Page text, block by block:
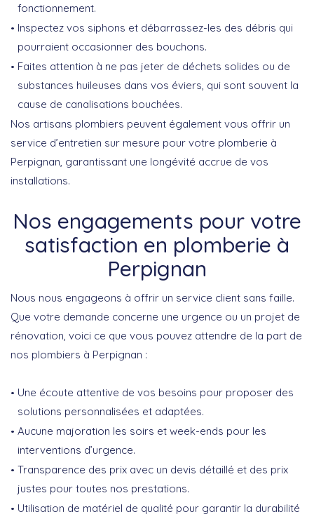
fonctionnement.
Inspectez vos siphons et débarrassez-les des débris qui
pourraient occasionner des bouchons.
Faites attention à ne pas jeter de déchets solides ou de
substances huileuses dans vos éviers, qui sont souvent la
cause de canalisations bouchées.
Nos artisans plombiers peuvent également vous offrir un
service d’entretien sur mesure pour votre plomberie à
Perpignan, garantissant une longévité accrue de vos
installations.
Nos engagements pour votre
satisfaction en plomberie à
Perpignan
Nous nous engageons à offrir un service client sans faille.
Que votre demande concerne une urgence ou un projet de
rénovation, voici ce que vous pouvez attendre de la part de
nos plombiers à Perpignan :
Une écoute attentive de vos besoins pour proposer des
solutions personnalisées et adaptées.
Aucune majoration les soirs et week-ends pour les
interventions d’urgence.
Transparence des prix avec un devis détaillé et des prix
justes pour toutes nos prestations.
Utilisation de matériel de qualité pour garantir la durabilité